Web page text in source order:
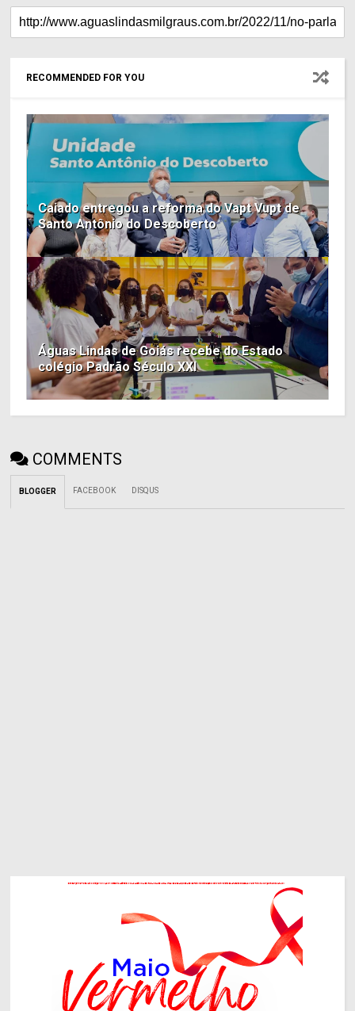
RECOMMENDED FOR YOU
Caiado entregou a reforma do Vapt Vupt de
Santo Antônio do Descoberto
Águas Lindas de Goiás recebe do Estado
colégio Padrão Século XXI
COMMENTS
BLOGGER FACEBOOK DISQUS